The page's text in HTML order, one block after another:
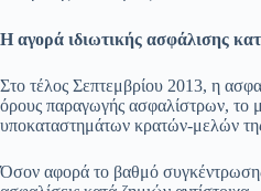
Η αγορά ιδιωτικής ασφάλισης
Στο τέλος Σεπτεμβρίου 2013, η
όρους παραγωγής ασφαλίστρων, το
υποκαταστημάτων κρατών-μελών
Όσον αφορά το βαθμό